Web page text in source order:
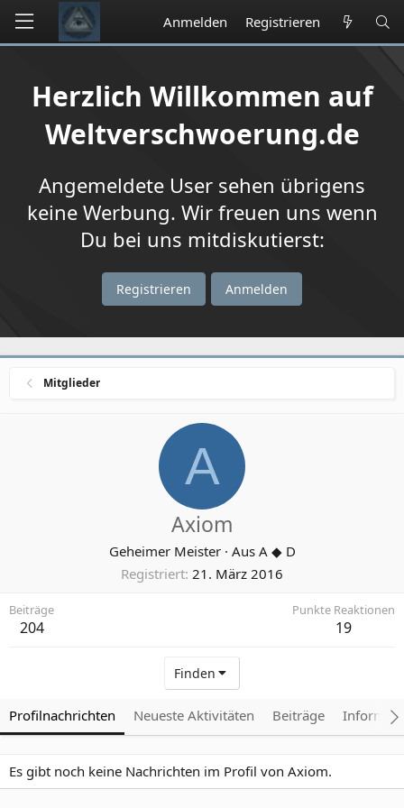
Anmelden Registrieren
Herzlich Willkommen auf
Weltverschwoerung.de
Angemeldete User sehen übrigens
keine Werbung. Wir freuen uns wenn
Du bei uns mitdiskutierst:
Registrieren Anmelden
Mitglieder
A
Axiom
Geheimer Meister · Aus A ◆ D
Registriert 21. März 2016
Beiträge
204
Punkte Reaktionen
19
Finden
Profilnachrichten Neueste Aktivitäten Beiträge
Es gibt noch keine Nachrichten im Profil von Axiom.